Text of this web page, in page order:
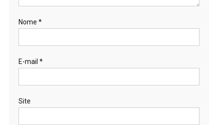
Nome *
E-mail *
Site